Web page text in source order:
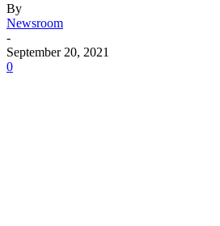
By
Newsroom
-
September 20, 2021
0